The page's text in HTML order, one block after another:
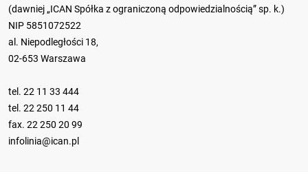
(dawniej „ICAN Spółka z ograniczoną odpowiedzialnością” sp. k.)
NIP 5851072522
al. Niepodległości 18,
02-653 Warszawa
tel. 22 11 33 444
tel. 22 250 11 44
fax. 22 250 20 99
infolinia@ican.pl